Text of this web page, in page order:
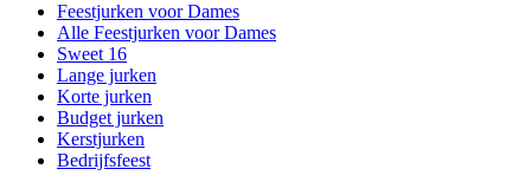
Feestjurken voor Dames
Alle Feestjurken voor Dames
Sweet 16
Lange jurken
Korte jurken
Budget jurken
Kerstjurken
Bedrijfsfeest